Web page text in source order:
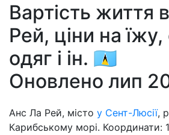
Вартість життя
Рей, ціни на
одяг і ін. 🇱🇨
Оновлено лип
Анс Ла Рей, місто у Сент-Люсії,
Карибському морі. Координати: